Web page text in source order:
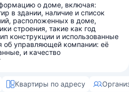
о доме, включая:
в здании, наличие и список
расположенных в доме,
строения, такие как год
конструкции и использованные
об управляющей компании: её
и качество
Квартиры по адресу